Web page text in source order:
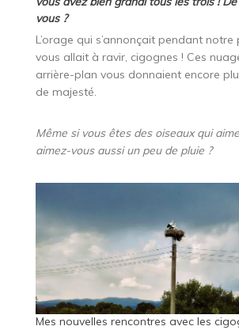
vous ?
L’orage qui s’annonçait pendant
vous allait à ravir, cigognes ! Ces
arrière-plan vous donnaient encore
de majesté.
Même si vous êtes des oiseaux qui
aimez-vous aussi un peu de pluie ?
Mes nouvelles rencontres avec les